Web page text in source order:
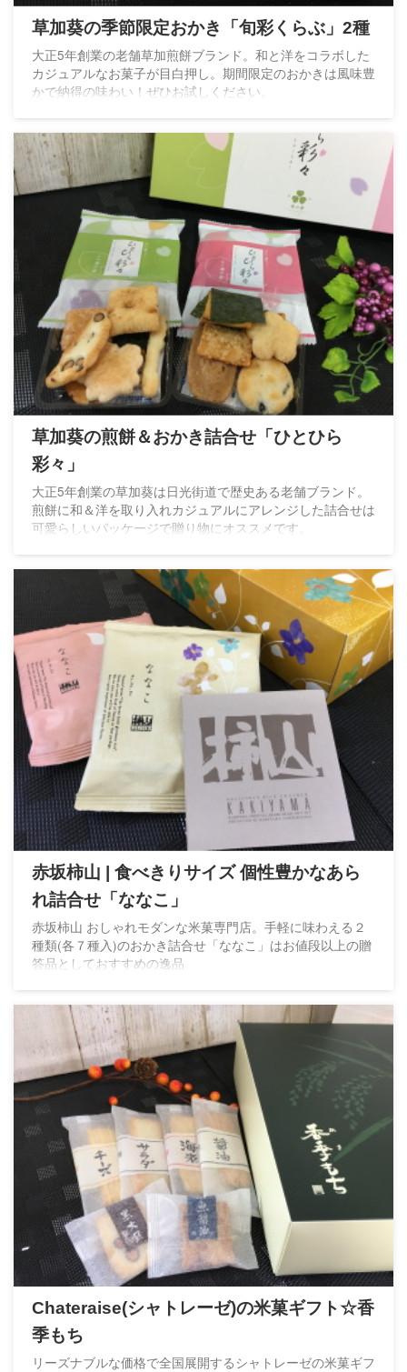
草加葵の季節限定おかき「旬彩くらぶ」2種
大正5年創業の老舗草加煎餅ブランド。和と洋をコラボした
カジュアルなお菓子が目白押し。期間限定のおかきは風味豊
かで納得の味わい！ぜひお試しください。
草加葵の煎餅＆おかき詰合せ「ひとひら
彩々」
大正5年創業の草加葵は日光街道で歴史ある老舗ブランド。
煎餅に和＆洋を取り入れカジュアルにアレンジした詰合せは
可愛らしいパッケージで贈り物にオススメです。
赤坂柿山 | 食べきりサイズ 個性豊かなあら
れ詰合せ「ななこ」
赤坂柿山 おしゃれモダンな米菓専門店。手軽に味わえる２
種類(各７種入)のおかき詰合せ「ななこ」はお値段以上の贈
答品としておすすめの逸品
Chateraise(シャトレーゼ)の米菓ギフト☆香
季もち
リーズナブルな価格で全国展開するシャトレーゼの米菓ギフ